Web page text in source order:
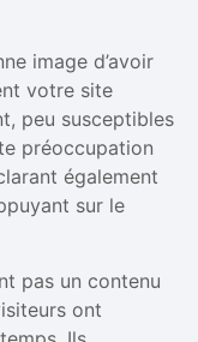
image d’avoir
votre site
peu susceptibles
préoccupation
également
sur le
pas un contenu
ont